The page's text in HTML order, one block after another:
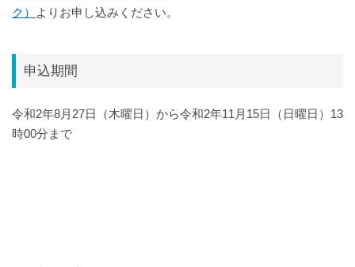
ク）
よりお申し込みください。
申込期間
令和2年8月27日（木曜日）から令和2年11月15日（日曜日）13
時00分まで